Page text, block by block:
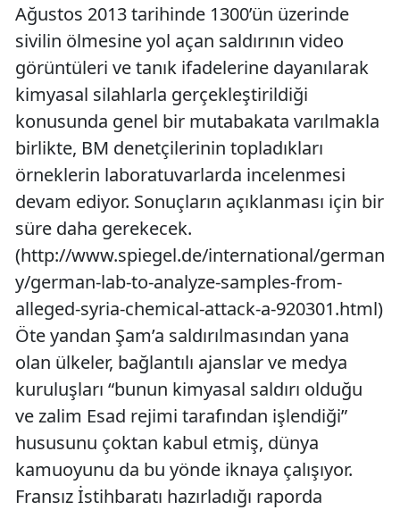
Ağustos 2013 tarihinde 1300’ün üzerinde
sivilin ölmesine yol açan saldırının video
görüntüleri ve tanık ifadelerine dayanılarak
kimyasal silahlarla gerçekleştirildiği
konusunda genel bir mutabakata varılmakla
birlikte, BM denetçilerinin topladıkları
örneklerin laboratuvarlarda incelenmesi
devam ediyor. Sonuçların açıklanması için bir
süre daha gerekecek.
(http://www.spiegel.de/international/german
y/german-lab-to-analyze-samples-from-
alleged-syria-chemical-attack-a-920301.html)
Öte yandan Şam’a saldırılmasından yana
olan ülkeler, bağlantılı ajanslar ve medya
kuruluşları “bunun kimyasal saldırı olduğu
ve zalim Esad rejimi tarafından işlendiği”
hususunu çoktan kabul etmiş, dünya
kamuoyunu da bu yönde iknaya çalışıyor.
Fransız İstihbaratı hazırladığı raporda